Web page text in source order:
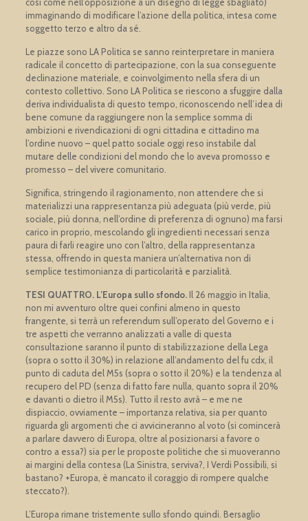
così come nell’opposizione a un disegno di legge sbagliato)
immaginando di modificare l’azione della politica, intesa come
soggetto terzo e altro da sé.
Le piazze sono LA Politica se sanno reinterpretare in maniera
radicale il concetto di partecipazione, con la sua conseguente
declinazione materiale, e coinvolgimento nella sfera di un
contesto collettivo. Sono LA Politica se riescono a sfuggire dalla
deriva individualista di questo tempo, riconoscendo nell’idea di
bene comune da raggiungere non la semplice somma di
ambizioni e rivendicazioni di ogni cittadina e cittadino ma
l’ordine nuovo – quel patto sociale oggi reso instabile dal
mutare delle condizioni del mondo che lo aveva promosso e
promesso – del vivere comunitario.
Significa, stringendo il ragionamento, non attendere che si
materializzi una rappresentanza più adeguata (più verde, più
sociale, più donna, nell’ordine di preferenza di ognuno) ma farsi
carico in proprio, mescolando gli ingredienti necessari senza
paura di farli reagire uno con l’altro, della rappresentanza
stessa, offrendo in questa maniera un’alternativa non di
semplice testimonianza di particolarità e parzialità.
TESI QUATTRO. L’Europa sullo sfondo.Il 26 maggio in Italia,
non mi avventuro oltre quei confini almeno in questo
frangente, si terrà un referendum sull’operato del Governo e i
tre aspetti che verranno analizzati a valle di questa
consultazione saranno il punto di stabilizzazione della Lega
(sopra o sotto il 30%) in relazione all’andamento del fu cdx, il
punto di caduta del M5s (sopra o sotto il 20%) e la tendenza al
recupero del PD (senza di fatto fare nulla, quanto sopra il 20%
e davanti o dietro il M5s). Tutto il resto avrà – e me ne
dispiaccio, ovviamente – importanza relativa, sia per quanto
riguarda gli argomenti che ci avvicineranno al voto (si comincerà
a parlare davvero di Europa, oltre al posizionarsi a favore o
contro a essa?) sia per le proposte politiche che si muoveranno
ai margini della contesa (La Sinistra, serviva?, I Verdi Possibili, si
bastano? +Europa, è mancato il coraggio di rompere qualche
steccato?).
L’Europa rimane tristemente sullo sfondo quindi. Bersaglio